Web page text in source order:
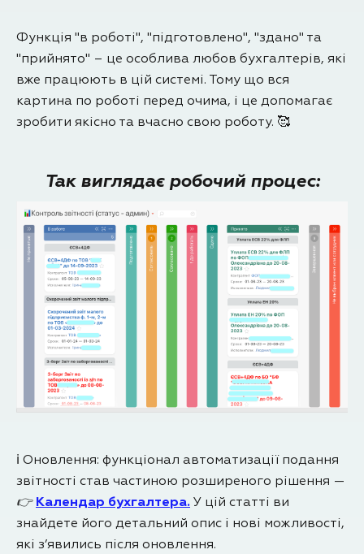
Функція "в роботі", "підготовлено", "здано" та
"прийнято" – це особлива любов бухгалтерів, які
вже працюють в цій системі. Тому що вся
картина по роботі перед очима, і це допомагає
зробити якісно та вчасно свою роботу. 🥰
Так виглядає робочий процес:
ℹ️ Оновлення: функціонал автоматизації подання
звітності став частиною розширеного рішення —
👉 Календар бухгалтера. У цій статті ви
знайдете його детальний опис і нові можливості,
які з’явились після оновлення.